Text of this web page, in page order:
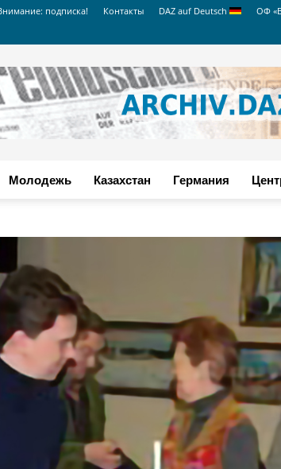
подписка! Контакты DAZ auf Deutsch ОФ
Молодежь Казахстан Германия